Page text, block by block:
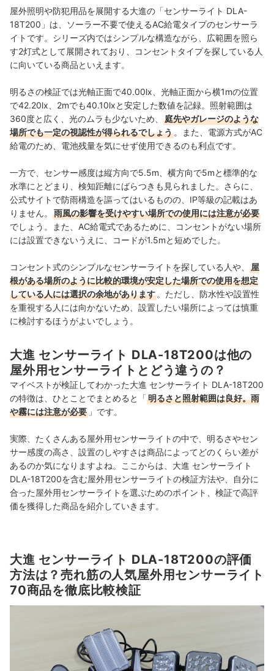
毎日使う家電製品だからこそ、本当によい商品を誰もが
簡単に選べるように、性能はもちろん省エネ性能やお手
入れのしやすさまでひとつひとつ丁寧に確認しながらコ
ンテンツ制作を行う。
田丸大暉（Hiroki Tamaru）のプロフィール
屋外照明や防犯用品を展開する大進の「センサーライト DLA-
18T200」は、ソーラー不要で使えるAC給電タイプのセンサーラ
イトです。シリーズ内ではシンプルな構造ながら、広範囲を照ら
す2灯式として展開されており、コンセントタイプを探している人
に向いている商品といえます。
明るさの検証では光軸正面で40.00lx、光軸正面から横1mの位置
で42.20lx、2mでも40.10lxと安定した数値を記録。照射範囲は
360度と広く、光のムラも少ないため、
庭先やガレージのような
場所でも一定の視認性が得られるでしょう 。また、電源方式がAC
給電のため、電池残量を気にせず使用できるのも利点です。
一方で、センサー感度は縦方向で5.5m、横方向で5mと標準的な
水準にとどまり、検知距離にばらつきも見られました。さらに、
公式サイトで防雨構造を謳ってはいるものの、IP等級の記載はあ
りません。
雨風の影響を受けやすい場所での使用には注意が必要
でしょう。また、AC給電式であるために、コンセントがない場所
には設置できないうえに、コードが1.5mと短めでした。
コンセント式のシンプルなセンサーライトを探している人や、
屋
根がある場所のように比較的環境が安定した場所での使用を想定
している人には選択の余地があります 。ただし、防水性や設置性
を重視する人には向かないため、設置したい場所によっては慎重
に検討するほうがよいでしょう。
大進 センサーライト DLA-18T200は他の
屋外用センサーライトとどう違うの？
マイベストが検証してわかった大進 センサーライト DLA-18T200
の特徴は、ひとことでまとめると「明るさと照射範囲は良好。雨
や霧には注意が必要 」です。
実際、たくさんある屋外用センサーライトの中で、明るさやセン
サー感度の高さ、設置のしやすさは商品によってどのくらい差が
あるのか気になりますよね。ここからは、大進 センサーライト
DLA-18T200を含む屋外用センサーライトの検証方法や、自分に
合った屋外用センサーライトを選ぶためのポイント、検証で高評
価を獲得した商品を紹介していきます。
大進 センサーライト DLA-18T200の評価
方法は？売れ筋の人気屋外用センサーライト
70商品を徹底比較検証